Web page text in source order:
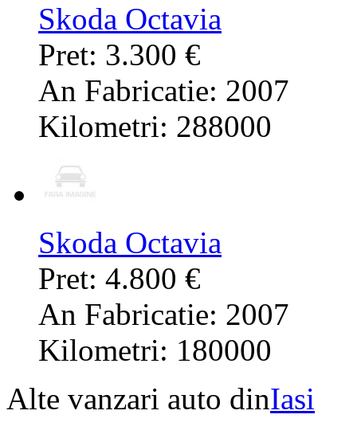
Skoda Octavia
Pret: 3.300 €
An Fabricatie: 2007
Kilometri: 288000
Skoda Octavia
Pret: 4.800 €
An Fabricatie: 2007
Kilometri: 180000
Alte vanzari auto dinIasi